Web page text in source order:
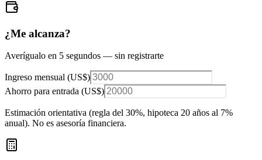
¿Me alcanza?
Averígualo en 5 segundos — sin registrarte
Ingreso mensual (US$)
Ahorro para entrada (US$)
Estimación orientativa (regla del 30%, hipoteca 20 años al 7%
anual). No es asesoría financiera.